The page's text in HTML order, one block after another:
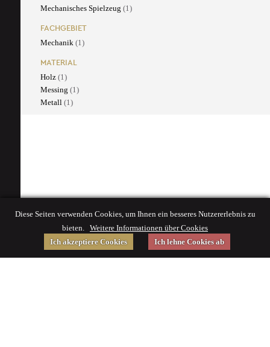
Mechanisches Spielzeug (1)
FACHGEBIET
Mechanik (1)
MATERIAL
Holz (1)
Messing (1)
Metall (1)
Diese Seiten verwenden Cookies, um Ihnen ein besseres Nutzererlebnis zu
bieten. Weitere Informationen über Cookies
Ich akzeptiere Cookies
Ich lehne Cookies ab